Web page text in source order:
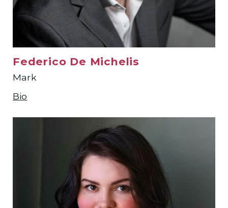
Federico De Michelis
Mark
Bio